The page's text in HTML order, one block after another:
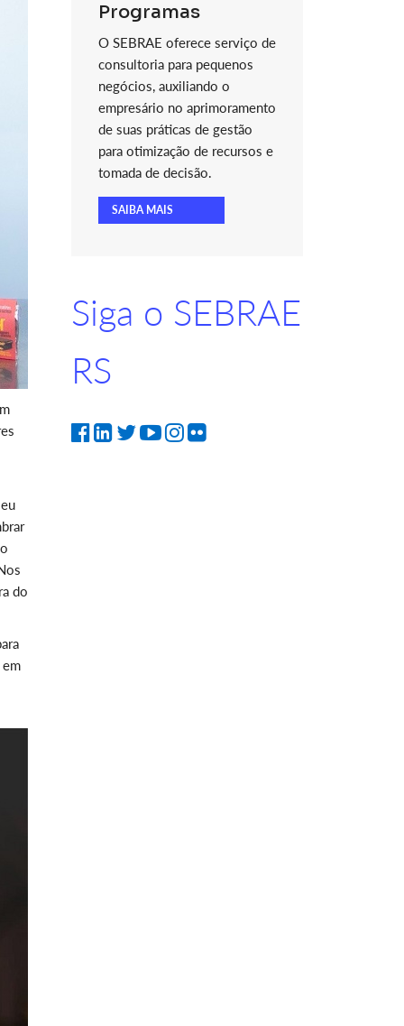
do
Programas
O SEBRAE oferece serviço de
consultoria para pequenos
negócios, auxiliando o
empresário no aprimoramento
de suas práticas de gestão
para otimização de recursos e
tomada de decisão.
SAIBA MAIS
Siga o SEBRAE
RS